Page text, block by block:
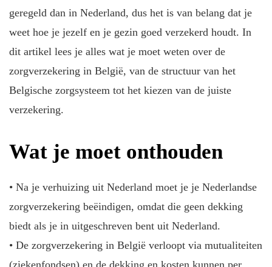
geregeld dan in Nederland, dus het is van belang dat je
weet hoe je jezelf en je gezin goed verzekerd houdt. In
dit artikel lees je alles wat je moet weten over de
zorgverzekering in België, van de structuur van het
Belgische zorgsysteem tot het kiezen van de juiste
verzekering.
Wat je moet onthouden
• Na je verhuizing uit Nederland moet je je Nederlandse
zorgverzekering beëindigen, omdat die geen dekking
biedt als je in uitgeschreven bent uit Nederland.
• De zorgverzekering in België verloopt via mutualiteiten
(ziekenfondsen) en de dekking en kosten kunnen per